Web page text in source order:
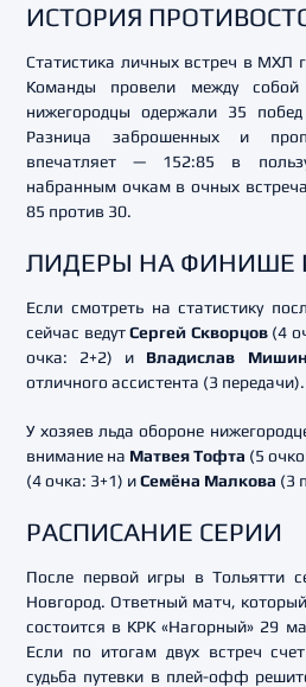
ИСТОРИЯ
Статистика личных встреч в МХЛ
Команды провели между
нижегородцы одержали 35
Разница заброшенных и
впечатляет — 152:85 в
набранным очкам в очных
85 против 30.
ЛИДЕРЫ НА ФИНИШЕ
Если смотреть на статистику
сейчас ведутСергей Скворцов(4
очка: 2+2) и Владислав Мишин
отличного ассистента (3 передачи).
У хозяев льда обороне
внимание на Матвея Тофта (5
(4 очка: 3+1) иСемёна Малкова (3
РАСПИСАНИЕ СЕРИИ
После первой игры в Тольятти
Новгород. Ответный матч,
состоится в КРК «Нагорный» 29
Если по итогам двух встреч
судьба путевки в плей-офф